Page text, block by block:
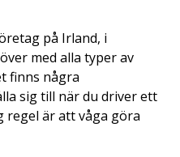
på Irland, i
med alla typer av
finns några
sig till när du driver ett
regel är att våga göra